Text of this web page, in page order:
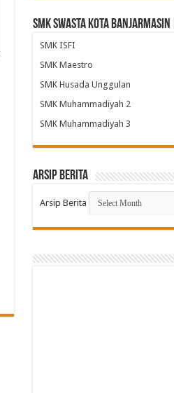
SMK Swasta Kota Banjarmasin
SMK ISFI
SMK Maestro
SMK Husada Unggulan
SMK Muhammadiyah 2
SMK Muhammadiyah 3
Arsip Berita
Arsip Berita